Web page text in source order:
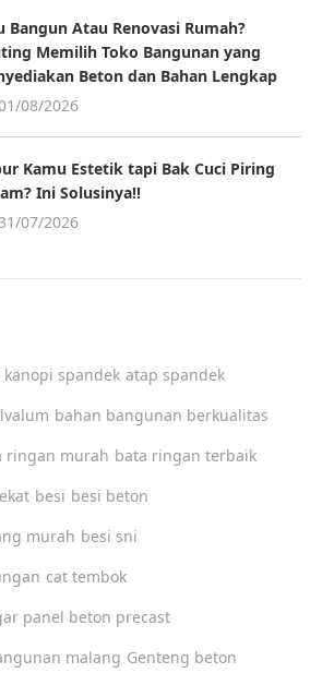
Bangun Atau Renovasi Rumah?
Memilih Toko Bangunan yang
Beton dan Bahan Lengkap
08/2026
Kamu Estetik tapi Bak Cuci Piring
Ini Solusinya!!
07/2026
kanopi spandek atap spandek
bahan bangunan berkualitas
ringan murah bata ringan terbaik
besi besi beton
murah besi sni
cat tembok
panel beton precast
malang Genteng beton